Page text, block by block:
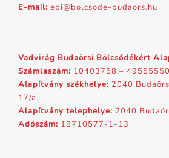
E-mail: ebi@bolcsode-budaors.hu
Vadvirág Budaörsi Bölcsődékért
Számlaszám: 10403758 –
Alapítvány székhelye: 2040
17/a.
Alapítvány telephelye: 2040
Adószám: 18710577-1-13